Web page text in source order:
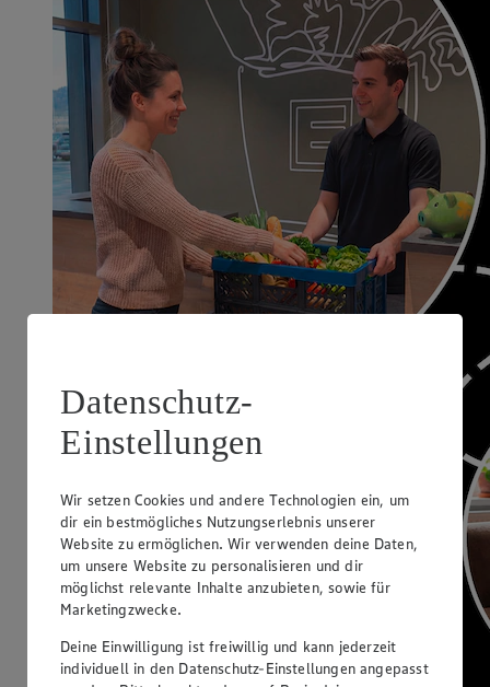
Datenschutz-
Einstellungen
Wir setzen Cookies und andere Technologien ein, um
dir ein bestmögliches Nutzungserlebnis unserer
Website zu ermöglichen. Wir verwenden deine Daten,
um unsere Website zu personalisieren und dir
möglichst relevante Inhalte anzubieten, sowie für
Marketingzwecke.
Deine Einwilligung ist freiwillig und kann jederzeit
individuell in den Datenschutz-Einstellungen angepasst